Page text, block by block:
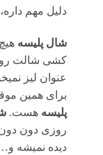
دلیل مهم
شال پلیسه
کشی شالت رو
عنوان لیز
برای همین
پلیسه هست.
روزی دون دون
دیده نمیشه